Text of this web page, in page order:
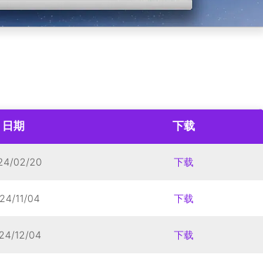
日期 下载
02/20 下载
11/04 下载
12/04 下载